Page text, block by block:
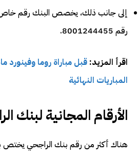
إلى جانب ذلك، يخصص البنك رقم
رقم 8001244455.
اقرأ المزيد: قبل مباراة روما وفينورد
المباريات النهائية
الأرقام المجانية لبنك
هناك أكثر من رقم بنك الراجحي يختص